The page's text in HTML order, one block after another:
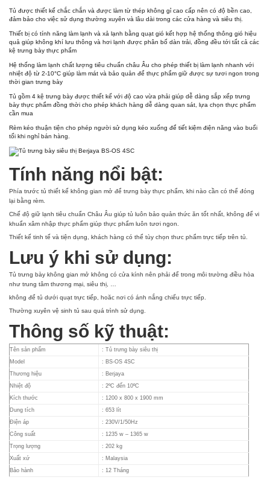
Tủ được thiết kế chắc chắn và được làm từ thép không gỉ cao cấp nên có độ bền cao,
đảm bảo cho việc sử dụng thường xuyên và lâu dài trong các cửa hàng và siêu thị.
Thiết bị có tính năng làm lạnh và xả lạnh bằng quạt gió kết hợp hệ thống thông gió hiệu
quả giúp không khí lưu thông và hơi lạnh được phân bố dàn trải, đồng đều tới tất cả các
kệ trưng bày thực phẩm
Hệ thống làm lạnh chất lượng tiêu chuẩn châu Âu cho phép thiết bị làm lạnh nhanh với
nhiệt độ từ 2-10°C giúp làm mát và bảo quản để thực phẩm giữ được sự tươi ngon trong
thời gian trưng bày
Tủ gồm 4 kệ trưng bày được thiết kế với độ cao vừa phải giúp dễ dàng sắp xếp trưng
bày thực phẩm đồng thời cho phép khách hàng dễ dàng quan sát, lựa chọn thực phẩm
cần mua
Rèm kéo thuận tiện cho phép người sử dụng kéo xuống để tiết kiệm điện năng vào buổi
tối khi nghỉ bán hàng.
Tính năng nổi bật:
Phía trước tủ thiết kế không gian mở để trưng bày thực phẩm, khi nào cần có thể đóng
lại bằng rèm.
Chế độ giữ lạnh tiêu chuẩn Châu Âu giúp tủ luôn bảo quản thức ăn tốt nhất, không để vi
khuẩn xâm nhập thực phẩm giúp thực phẩm luôn tươi ngon.
Thiết kế tinh tế và tiện dụng, khách hàng có thể tùy chọn thưc phẩm trực tiếp trên tủ.
Lưu ý khi sử dụng:
Tủ trưng bày không gian mở không có cửa kính nên phải để trong môi trường điều hòa
như trung tâm thương mại, siêu thị, …
không để tủ dưới quạt trực tiếp, hoăc nơi có ánh nắng chiếu trực tiếp.
Thường xuyên vệ sinh tủ sau quá trình sử dụng.
Thông số kỹ thuật:
Tên sản phẩm
: Tủ trưng bày siêu thị
Model
: BS-OS 4SC
Thương hiệu
: Berjaya
Nhiệt độ
: 2ºC đến 10ºC
Kích thước
: 1200 x 800 x 1900 mm
Dung tích
: 653 lít
Điện áp
: 230V/1/50Hz
Công suất
: 1235 w – 1365 w
Trọng lượng
: 202 kg
Xuất xứ
: Malaysia
Bảo hành
: 12 Tháng